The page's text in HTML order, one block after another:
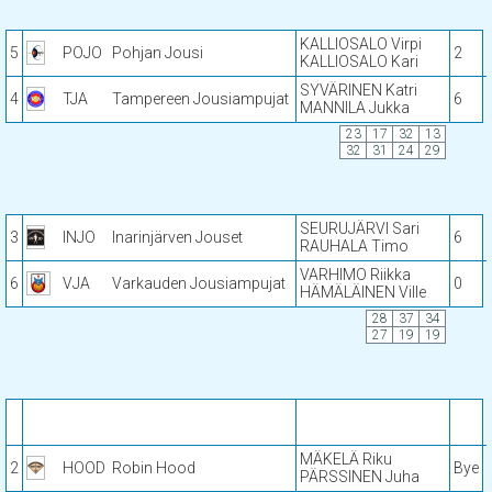
5 POJO Pohjan Jousi
KALLIOSALO Virpi
KALLIOSALO Kari
2
4 TJA Tampereen Jousiampujat
SYVÄRINEN Katri
MANNILA Jukka
6
23 17 32
13
32
31 24 29
3 INJO Inarinjärven Jouset
SEURUJÄRVI Sari
RAUHALA Timo
6
6 VJA Varkauden Jousiampujat
VARHIMO Riikka
HÄMÄLÄINEN Ville
0
28 37
34
27
19 19
2 HOOD Robin Hood
MÄKELÄ Riku
PÄRSSINEN Juha
Bye